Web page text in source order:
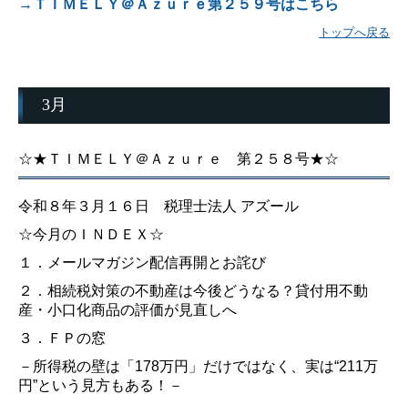
→ＴＩＭＥＬＹ＠Ａｚｕｒｅ第２５９号はこちら
トップへ戻る
3月
☆★ＴＩＭＥＬＹ＠Ａｚｕｒｅ 第２５８号★☆
令和８年３月１６日 税理士法人 アズール
☆今月のＩＮＤＥＸ☆
１．メールマガジン配信再開とお詫び
２．相続税対策の不動産は今後どうなる？貸付用不動
産・小口化商品の評価が見直しへ
３．ＦＰの窓
－所得税の壁は「 178万円」だけではなく、実は“211万
円”という見方もある！－